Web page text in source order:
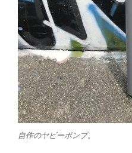
自作のヤビーポンプ。